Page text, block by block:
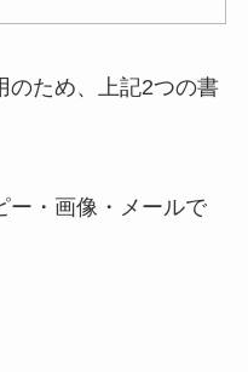
のため、上記2つの書
ー・画像・メールで